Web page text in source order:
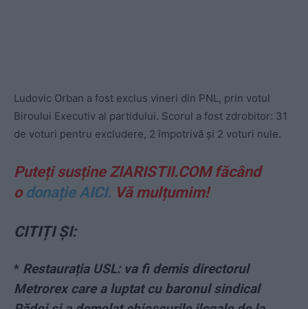
Ludovic Orban a fost exclus vineri din PNL, prin votul
Biroului Executiv al partidului. Scorul a fost zdrobitor: 31
de voturi pentru excludere, 2 împotrivă și 2 voturi nule.
Puteți susține ZIARISTII.COM făcând
o donație AICI. Vă mulțumim!
CITIȚI ȘI:
* Restaurația USL: va fi demis directorul
Metrorex care a luptat cu baronul sindical